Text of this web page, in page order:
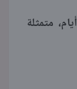
ومن المقرر أن يستمر الصرف لمدة 5 أيام، متمثلة